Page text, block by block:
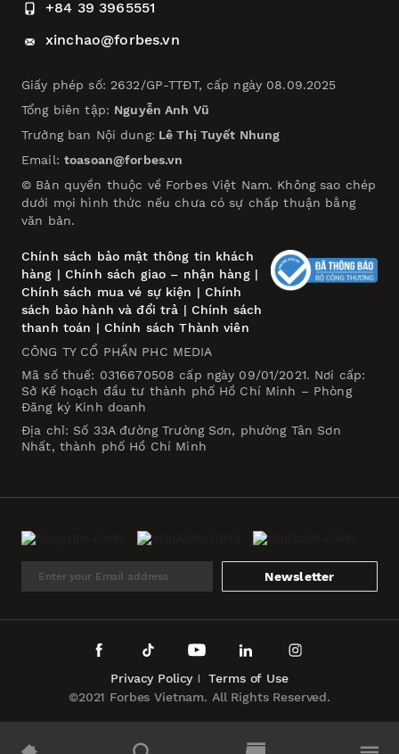
+84 39 3965551
xinchao@forbes.vn
Giấy phép số: 2632/GP-TTĐT, cấp ngày 08.09.2025
Tổng biên tập: Nguyễn Anh Vũ
Trưởng ban Nội dung: Lê Thị Tuyết Nhung
Email: toasoan@forbes.vn
© Bản quyền thuộc về Forbes Việt Nam. Không sao chép
dưới mọi hình thức nếu chưa có sự chấp thuận bằng
văn bản.
Chính sách bảo mật thông tin khách
hàng | Chính sách giao – nhận hàng|
Chính sách mua vé sự kiện | Chính
sách bảo hành và đổi trả | Chính sách
thanh toán | Chính sách Thành viên
CÔNG TY CỔ PHẦN PHC MEDIA
Mã số thuế: 0316670508 cấp ngày 09/01/2021. Nơi cấp:
Sở Kế hoạch đầu tư thành phố Hồ Chí Minh – Phòng
Đăng ký Kinh doanh
Địa chỉ: Số 33A đường Trường Sơn, phường Tân Sơn
Nhất, thành phố Hồ Chí Minh
Newsletter
©2021 Forbes Vietnam. All Rights Reserved.
Privacy Policy Terms of Use